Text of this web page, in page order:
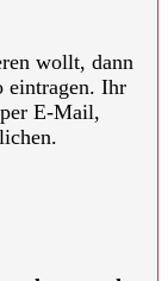
wollt, dann
eintragen. Ihr
E-Mail,